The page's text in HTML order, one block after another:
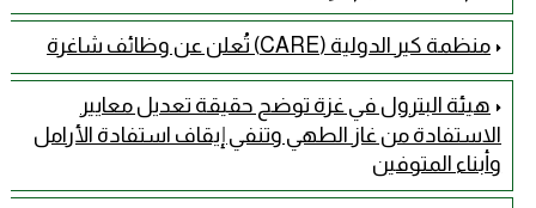
منظمة كير الدولية (CARE) تُعلن عن وظائف شاغرة
هيئة البترول في غزة توضح حقيقة تعديل معايير
الاستفادة من غاز الطهي وتنفي إيقاف استفادة الأرامل
وأبناء المتوفين